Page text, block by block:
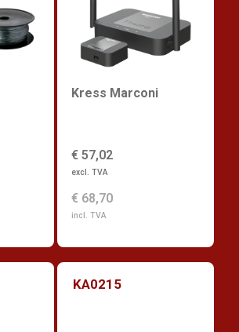
Kress Marconi
€ 57,02
excl. TVA
€ 68,70
incl. TVA
KA0215